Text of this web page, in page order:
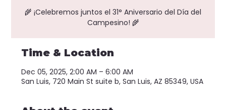
🌾 ¡Celebremos juntos el 31° Aniversario del Día del
Campesino! 🌾
Time & Location
Dec 05, 2025, 2:00 AM – 6:00 AM
San Luis, 720 Main St suite b, San Luis, AZ 85349, USA